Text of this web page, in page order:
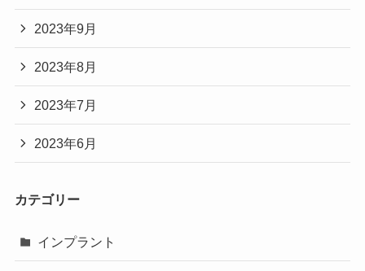
2023年9月
2023年8月
2023年7月
2023年6月
カテゴリー
インプラント